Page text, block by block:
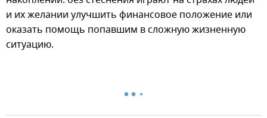
и их желании улучшить финансовое положение или
оказать помощь попавшим в сложную жизненную
ситуацию.